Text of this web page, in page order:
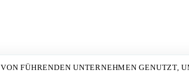
VON FÜHRENDEN UNTERNEHMEN GENUTZT,